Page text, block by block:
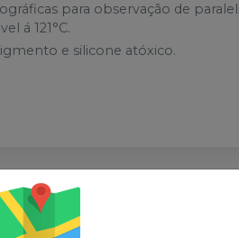
para observação de
á 121°C.
e silicone atóxico.